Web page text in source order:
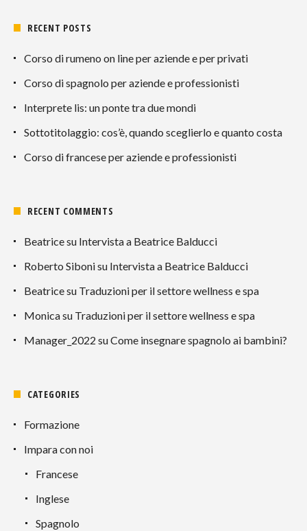
RECENT POSTS
Corso di rumeno on line per aziende e per privati
Corso di spagnolo per aziende e professionisti
Interprete lis: un ponte tra due mondi
Sottotitolaggio: cos’è, quando sceglierlo e quanto costa
Corso di francese per aziende e professionisti
RECENT COMMENTS
Beatricesu Intervista a Beatrice Balducci
Roberto Sibonisu Intervista a Beatrice Balducci
Beatricesu Traduzioni per il settore wellness e spa
Monicasu Traduzioni per il settore wellness e spa
Manager_2022 suCome insegnare spagnolo ai bambini?
CATEGORIES
Formazione
Impara con noi
Francese
Inglese
Spagnolo